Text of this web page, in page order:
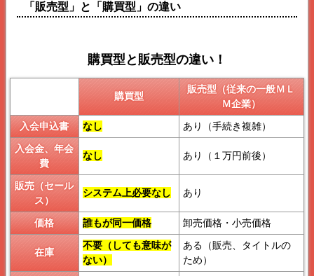
「販売型」と「購買型」の違い
購買型と販売型の違い！
購買型
販売型（従来の一般ＭＬ
Ｍ企業）
入会申込書
なし
あり（手続き複雑）
入会金、年会
費
なし あり（１万円前後）
販売（セール
ス）
システム上必要なし あり
価格 誰もが同一価格 卸売価格・小売価格
在庫
不要（しても意味が
ない）
ある（販売、タイトルの
ため）